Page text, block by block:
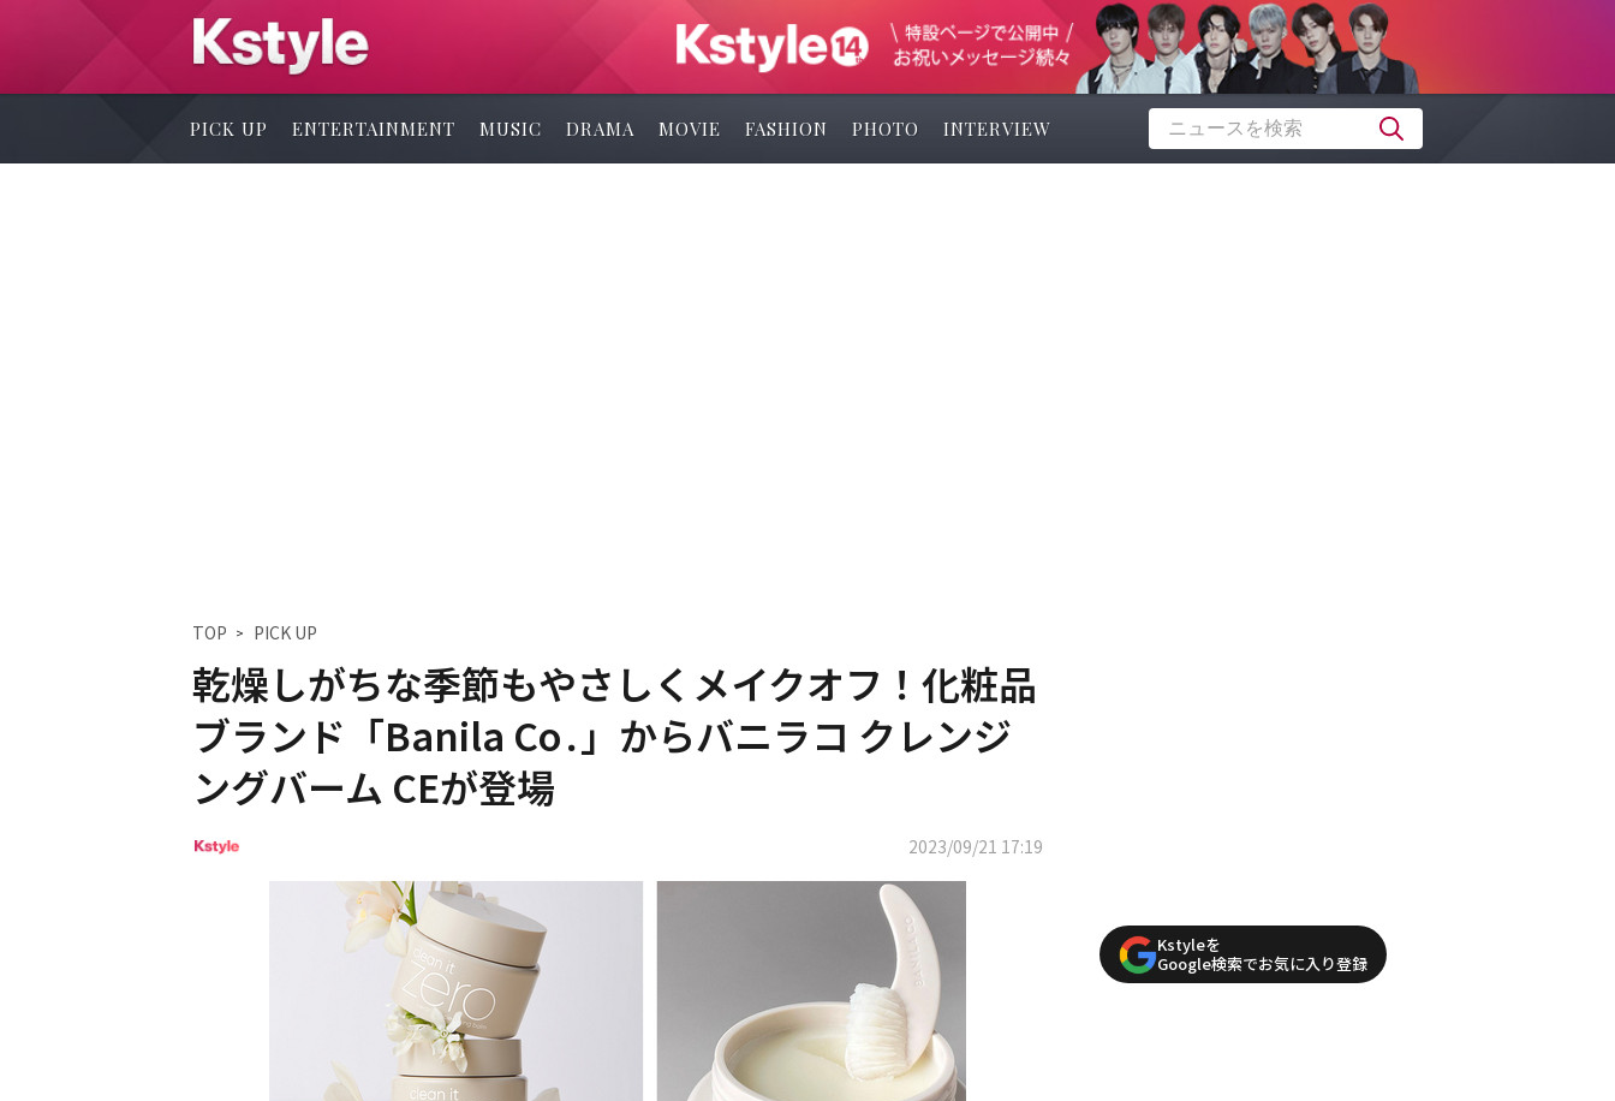
PICK UP ENTERTAINMENT MUSIC DRAMA MOVIE FASHION PHOTO INTERVIEW
TOP PICK UP
乾燥しがちな季節もやさしくメイクオフ！化粧品
ブランド「Banila Co․」からバニラコ クレンジ
ングバーム CEが登場
2023/09/21 17:19
Kstyleを
Google検索でお気に入り登録